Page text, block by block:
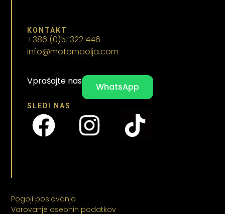
KONTAKT
+386 (0)51 322 446
info@motornaolja.com
Vprašajte nas
WhatsApp
SLEDI NAS
Pogoji poslovanja
Varovanje osebnih podatkov